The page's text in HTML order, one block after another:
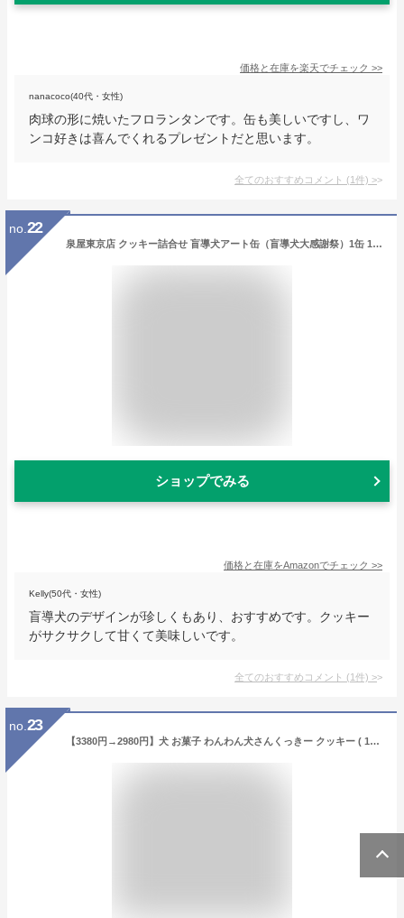
価格と在庫を楽天でチェック >>
nanacoco(40代・女性)
肉球の形に焼いたフロランタンです。缶も美しいですし、ワ
ンコ好きは喜んでくれるプレゼントだと思います。
全てのおすすめコメント (1件) >
no. 22
泉屋東京店 クッキー詰合せ 盲導犬アート缶（盲導犬大感謝祭）1缶 128g （個包装クッキー9種類入り）
ショップでみる
価格と在庫をAmazonでチェック >>
Kelly(50代・女性)
盲導犬のデザインが珍しくもあり、おすすめです。クッキー
がサクサクして甘くて美味しいです。
全てのおすすめコメント (1件) >
no. 23
【3380円→2980円】犬 お菓子 わんわん犬さんくっきー クッキー ( 10枚入 ) & いぬ茶 静岡県産 ティーバック (2種セット) メープル バタークッキー Cookie inu いぬ イヌ Dog ドッグ チワワ プードル 柴犬 フレンチブルドッグ お菓子 2023 送料無料